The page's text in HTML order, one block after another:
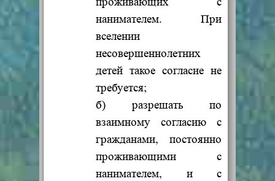
нанимателем. При
вселении
несовершеннолетних
детей такое согласие не
требуется;
б) разрешать по
взаимному согласию с
гражданами, постоянно
проживающими с
нанимателем, и с